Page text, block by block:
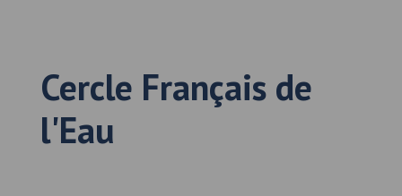
Cercle Français de
l'Eau